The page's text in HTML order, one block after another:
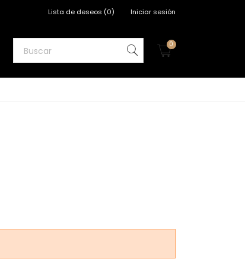
Lista de deseos (0) Iniciar sesión
0